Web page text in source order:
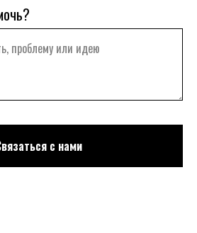
с нами